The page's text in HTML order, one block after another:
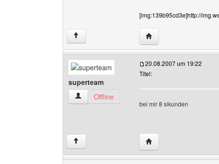
[img:139b95cd3e]http://
↑ Website dieses
superteam
superteam Benutzer-Profile anzeigen
Offline
20.08.2007 um 19:22
Titel:
bei mir 8 sikunden
↑ Website dieses